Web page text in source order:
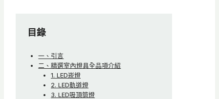
目錄
一、引言
二、精選室內燈具全品項介紹
1. LED崁燈
2. LED軌道燈
3. LED吸頂筒燈